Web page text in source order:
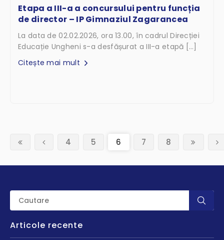
Etapa a III-a a concursului pentru funcția
de director – IP Gimnaziul Zagarancea
La data de 02.02.2026, ora 13.00, în cadrul Direcției
Educație Ungheni s-a desfășurat a III-a etapă […]
Citește mai mult
4 5 6 (current)
7 8
Articole recente